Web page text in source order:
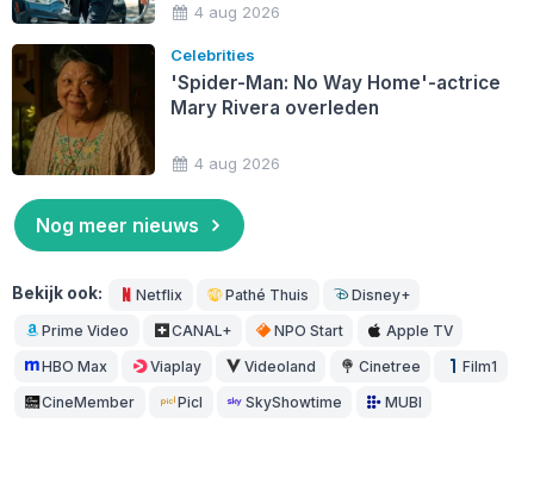
4 aug 2026
Celebrities
'Spider-Man: No Way Home'-actrice
Mary Rivera overleden
4 aug 2026
Nog meer nieuws
Bekijk ook: Netflix Pathé Thuis Disney+
Prime Video CANAL+ NPO Start Apple TV
HBO Max Viaplay Videoland Cinetree Film1
CineMember Picl SkyShowtime MUBI